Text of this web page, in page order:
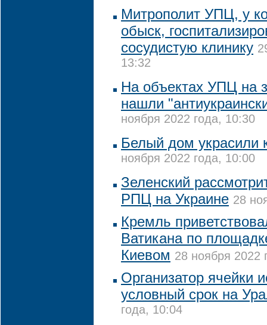
Митрополит УПЦ, у
обыск,
сосудистую клинику
13:32
На объектах УПЦ на
нашли
ноября 2022 года, 10:30
Белый дом украсили
ноября 2022 года, 10:00
Зеленский
РПЦ на Украине 28
Кремль
Ватикана по
Киевом 28 ноября 2022
Организатор ячейки
условный срок на
года, 10:04